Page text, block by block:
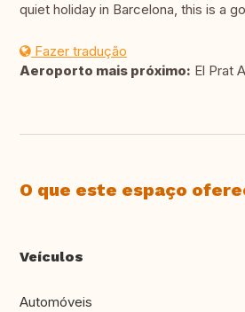
quiet holiday in Barcelona, this is a
Fazer tradução
Aeroporto mais próximo: El Prat
O que este espaço
Veículos
Automóveis